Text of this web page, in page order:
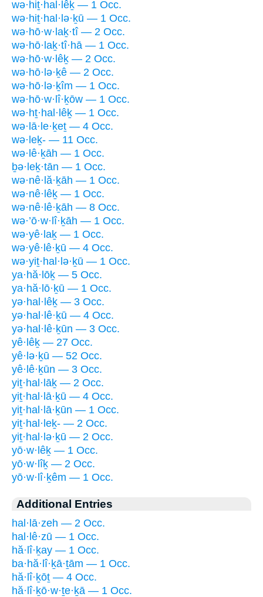
wə·hiṯ·hal·lêḵ — 1 Occ.
wə·hiṯ·hal·lə·ḵū — 1 Occ.
wə·hō·w·laḵ·tî — 2 Occ.
wə·hō·laḵ·tî·hā — 1 Occ.
wə·hō·w·lêḵ — 2 Occ.
wə·hō·lə·ḵê — 2 Occ.
wə·hō·lə·ḵîm — 1 Occ.
wə·hō·w·lî·ḵōw — 1 Occ.
wə·hṯ·hal·lêḵ — 1 Occ.
wə·lā·le·ḵeṯ — 4 Occ.
wə·leḵ- — 11 Occ.
wə·lê·ḵāh — 1 Occ.
ḇə·leḵ·tān — 1 Occ.
wə·nê·lă·ḵāh — 1 Occ.
wə·nê·lêḵ — 1 Occ.
wə·nê·lê·ḵāh — 8 Occ.
wə·’ō·w·lî·ḵāh — 1 Occ.
wə·yê·laḵ — 1 Occ.
wə·yê·lê·ḵū — 4 Occ.
wə·yiṯ·hal·lə·ḵū — 1 Occ.
ya·hă·lōḵ — 5 Occ.
ya·hă·lō·ḵū — 1 Occ.
yə·hal·lêḵ — 3 Occ.
yə·hal·lê·ḵū — 4 Occ.
yə·hal·lê·ḵūn — 3 Occ.
yê·lêḵ — 27 Occ.
yê·lə·ḵū — 52 Occ.
yê·lê·ḵūn — 3 Occ.
yiṯ·hal·lāḵ — 2 Occ.
yiṯ·hal·lā·ḵū — 4 Occ.
yiṯ·hal·lā·ḵūn — 1 Occ.
yiṯ·hal·leḵ- — 2 Occ.
yiṯ·hal·lə·ḵū — 2 Occ.
yō·w·lêḵ — 1 Occ.
yō·w·lîḵ — 2 Occ.
yō·w·lî·ḵêm — 1 Occ.
Additional Entries
hal·lā·zeh — 2 Occ.
hal·lê·zū — 1 Occ.
hă·lî·ḵay — 1 Occ.
ba·hă·lî·ḵā·ṯām — 1 Occ.
hă·lî·ḵōṯ — 4 Occ.
hă·lî·ḵō·w·ṯe·ḵā — 1 Occ.